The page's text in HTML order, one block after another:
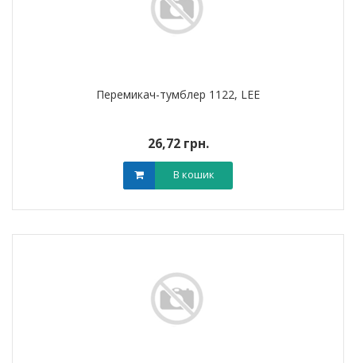
Перемикач-тумблер 1122, LEE
26,72 грн.
В кошик